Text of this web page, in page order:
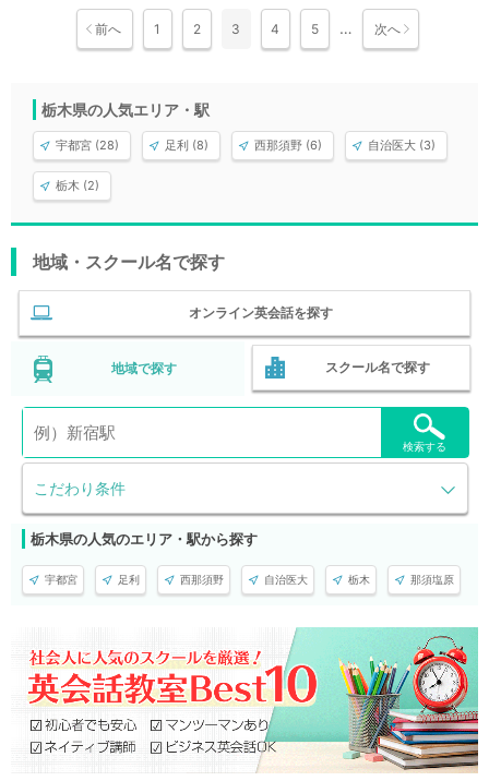
前へ 1 2 3 4 5 … 次へ
栃木県の人気エリア・駅
宇都宮 (28) 足利 (8) 西那須野 (6) 自治医大 (3)
栃木 (2)
地域・スクール名で探す
オンライン英会話を探す
地域で探す スクール名で探す
こだわり条件
検索する
栃木県の人気のエリア・駅から探す
宇都宮 足利 西那須野 自治医大 栃木 那須塩原